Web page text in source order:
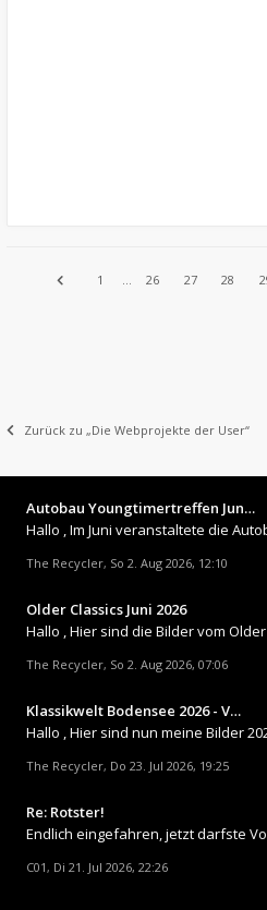
1 … 26 27 28
Zurück zu „Die Webprojekte der User“
Autobau Youngtimertreffen Jun…
The Recycler, So 2. Aug 2026, 12:10
Older Classics Juni 2026
The Recycler, So 2. Aug 2026, 07:06
Klassikwelt Bodensee 2026 - V…
The Recycler, Do 23. Jul 2026, 19:25
Re: Rotster!
Endlich eingefahren, jetzt darfste
C01, Di 21. Jul 2026, 22:26